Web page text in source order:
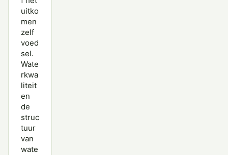
uitko
men
zelf
voed
sel.
Wate
rkwa
liteit
en
de
struc
tuur
van
wate